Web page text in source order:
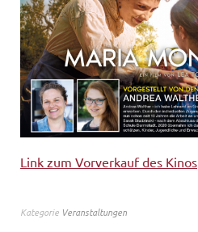
Link zum Vorverkauf des Kinos
Kategorie Veranstaltungen